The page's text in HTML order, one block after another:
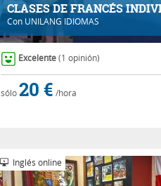
CLASES DE FRANCÉS
Con UNILANG IDIOMAS
Excelente (1 opinión)
sólo 20 € /hora
Inglés online